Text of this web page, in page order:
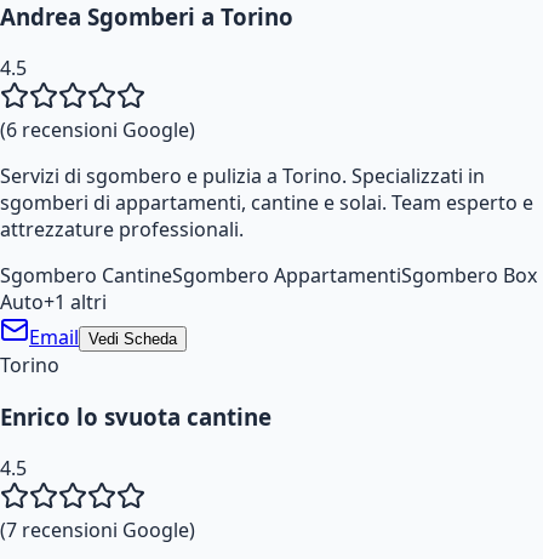
Andrea Sgomberi a Torino
4.5
(6 recensioni Google)
Servizi di sgombero e pulizia a Torino. Specializzati in
sgomberi di appartamenti, cantine e solai. Team esperto e
attrezzature professionali.
Sgombero CantineSgombero AppartamentiSgombero Box
Auto+1 altri
Email Vedi Scheda
Torino
Enrico lo svuota cantine
4.5
(7 recensioni Google)